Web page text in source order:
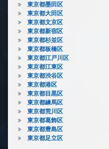
東京都墨田区
東京都大田区
東京都文京区
東京都新宿区
東京都杉並区
東京都板橋区
東京都江戸川区
東京都江東区
東京都渋谷区
東京都港区
東京都目黒区
東京都練馬区
東京都荒川区
東京都葛飾区
東京都豊島区
東京都足立区